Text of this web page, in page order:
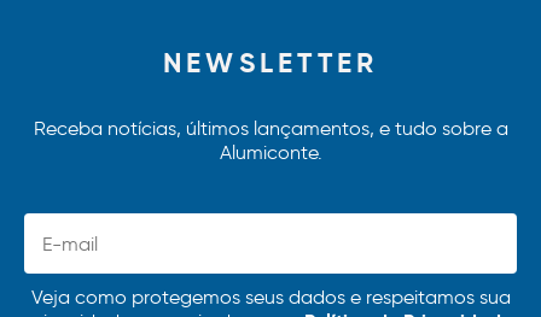
NEWSLETTER
Receba notícias, últimos lançamentos, e tudo sobre a
Alumiconte.
Veja como protegemos seus dados e respeitamos sua